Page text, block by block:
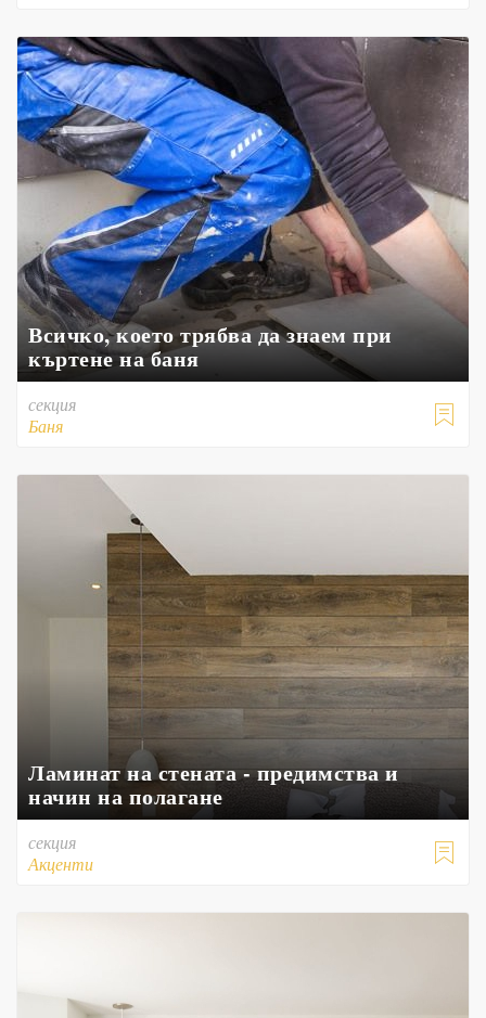
Всичко, което трябва да знаем при
къртене на баня

секция
Баня
Ламинат на стената - предимства и
начин на полагане

секция
Акценти